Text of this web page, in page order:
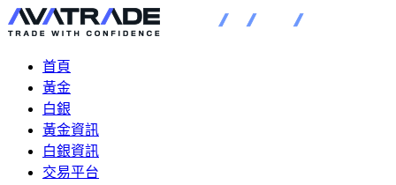
首頁
黃金
白銀
黃金資訊
白銀資訊
交易平台